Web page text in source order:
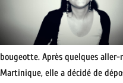
bougeotte. Après quelques
Martinique, elle a décidé de